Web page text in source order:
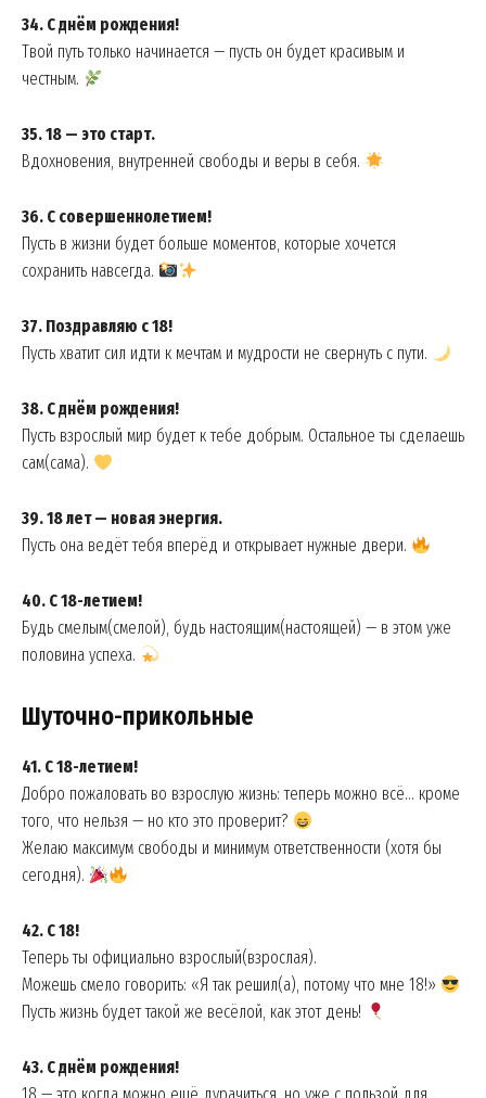
About
Contact us
My account
34. С днём рождения!
Твой путь только начинается — пусть он будет красивым и
честным.
35. 18 — это старт.
Вдохновения, внутренней свободы и веры в себя.
36. С совершеннолетием!
Пусть в жизни будет больше моментов, которые хочется
сохранить навсегда.
37. Поздравляю с 18!
Пусть хватит сил идти к мечтам и мудрости не свернуть с пути.
38. С днём рождения!
Пусть взрослый мир будет к тебе добрым. Остальное ты сделаешь
сам(сама).
39. 18 лет — новая энергия.
Пусть она ведёт тебя вперёд и открывает нужные двери.
40. С 18-летием!
Будь смелым(смелой), будь настоящим(настоящей) — в этом уже
половина успеха.
Шуточно-прикольные
41. С 18-летием!
Добро пожаловать во взрослую жизнь: теперь можно всё… кроме
того, что нельзя — но кто это проверит?
Желаю максимум свободы и минимум ответственности (хотя бы
сегодня).
42. С 18!
Теперь ты официально взрослый(взрослая).
Можешь смело говорить: «Я так решил(а), потому что мне 18!»
Пусть жизнь будет такой же весёлой, как этот день!
43. С днём рождения!